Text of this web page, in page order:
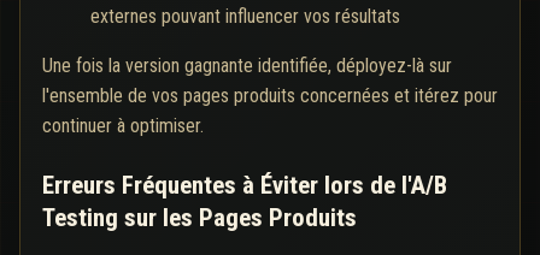
externes pouvant influencer vos résultats
Une fois la version gagnante identifiée, déployez-là sur
l'ensemble de vos pages produits concernées et itérez pour
continuer à optimiser.
Erreurs Fréquentes à Éviter lors de l'A/B
Testing sur les Pages Produits